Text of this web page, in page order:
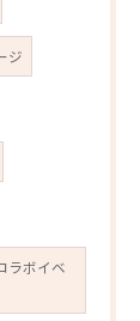
ジ
ラボイベ